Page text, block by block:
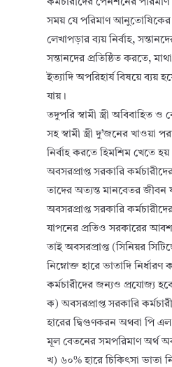
কর্মচারীদের পেনশনের
সময় যে পরিমাণ আনুতোষিকের
লেখাপড়ার ব্যয় নির্বাহ,
সন্তানদের প্রতিষ্ঠিত করতে,
ইত্যাদি অপরিহার্য বিষয়ে
যায়।
তদুপরি স্বামী স্ত্রী অবিবাহিত ও
সহ স্বামী স্ত্রী দু’জনের খাওয়া
নির্বাহ করতে হিমশিম খেতে
অবসরপ্রাপ্ত সরকারি
তাদের অত্যন্ত মানবেতর
অবসরপ্রাপ্ত সরকারি
যাপনের প্রতিও সরকারের
তাই অবসরপ্রাপ্ত (সিনিয়র
নিম্নোক্ত হারে ভাতাদি
কর্মচারীদের জন্যও প্রযোজ্য
ক) অবসরপ্রাপ্ত সরকারি
হারের দ্বিগুণকরন অথবা পি
মূল বেতনের সমপরিমাণ অর্থ
খ) ৬০% হারে চিকিৎসা ভাতা